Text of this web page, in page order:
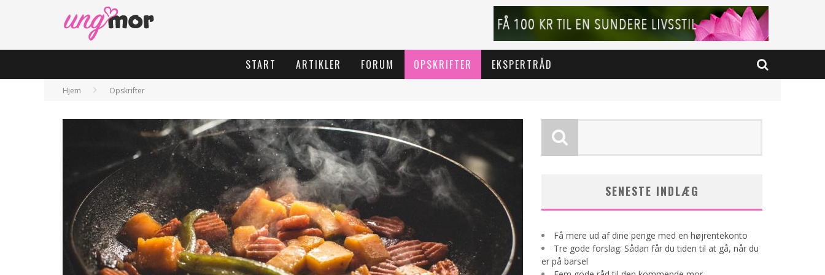
START ARTIKLER FORUM OPSKRIFTER EKSPERTRÅD
Hjem Opskrifter
SENESTE INDLÆG
Få mere ud af dine penge med en højrentekonto
Tre gode forslag: Sådan får du tiden til at gå, når du
er på barsel